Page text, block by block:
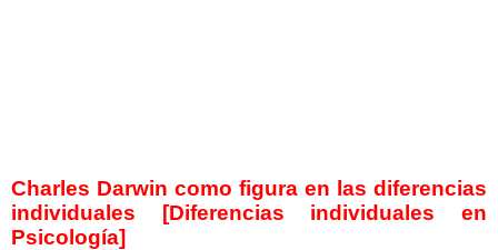
Charles Darwin como figura en las diferencias
individuales [Diferencias individuales en
Psicología]